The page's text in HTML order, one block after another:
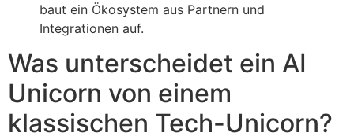
baut ein Ökosystem aus Partnern und
Integrationen auf.
Was unterscheidet ein AI
Unicorn von einem
klassischen Tech-Unicorn?